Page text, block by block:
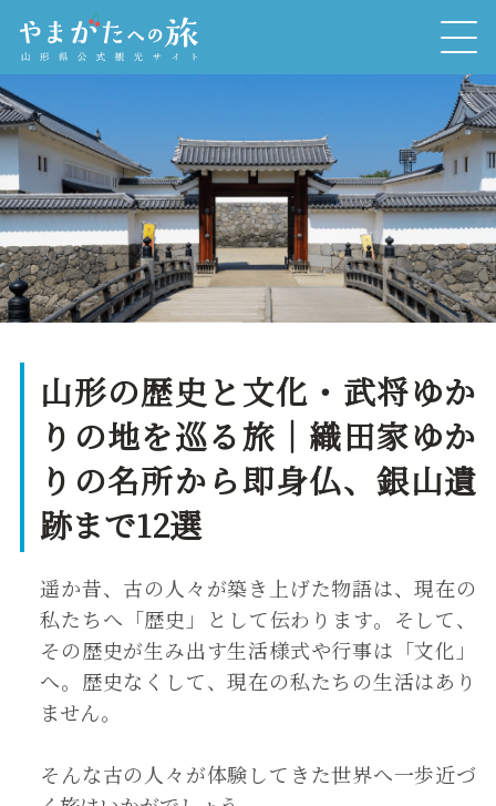
山形の歴史と文化・武将ゆか
りの地を巡る旅｜織田家ゆか
りの名所から即身仏、銀山遺
跡まで12選
遥か昔、古の人々が築き上げた物語は、現在の
私たちへ「歴史」として伝わります。そして、
その歴史が生み出す生活様式や行事は「文化」
へ。歴史なくして、現在の私たちの生活はあり
ません。
そんな古の人々が体験してきた世界へ一歩近づ